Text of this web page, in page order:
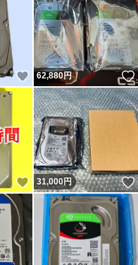
いいね！
62,880円
いいね！
31,000円